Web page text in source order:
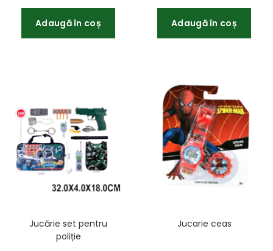
Adaugă în coș Adaugă în coș
Jucărie set pentru
poliție
Jucarie ceas